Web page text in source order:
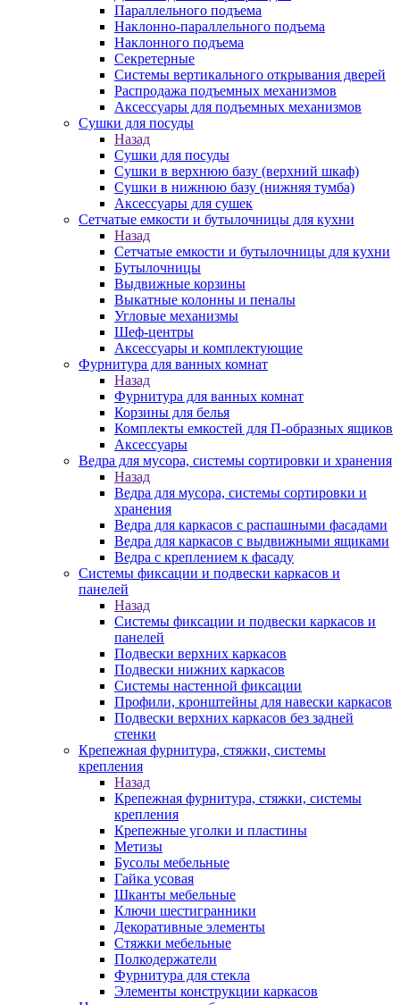
Параллельного подъема
Наклонно-параллельного подъема
Наклонного подъема
Секретерные
Системы вертикального открывания дверей
Распродажа подъемных механизмов
Аксессуары для подъемных механизмов
Сушки для посуды
Назад
Сушки для посуды
Сушки в верхнюю базу (верхний шкаф)
Сушки в нижнюю базу (нижняя тумба)
Аксессуары для сушек
Сетчатые емкости и бутылочницы для кухни
Назад
Сетчатые емкости и бутылочницы для кухни
Бутылочницы
Выдвижные корзины
Выкатные колонны и пеналы
Угловые механизмы
Шеф-центры
Аксессуары и комплектующие
Фурнитура для ванных комнат
Назад
Фурнитура для ванных комнат
Корзины для белья
Комплекты емкостей для П-образных ящиков
Аксессуары
Ведра для мусора, системы сортировки и хранения
Назад
Ведра для мусора, системы сортировки и
хранения
Ведра для каркасов с распашными фасадами
Ведра для каркасов с выдвижными ящиками
Ведра с креплением к фасаду
Системы фиксации и подвески каркасов и
панелей
Назад
Системы фиксации и подвески каркасов и
панелей
Подвески верхних каркасов
Подвески нижних каркасов
Системы настенной фиксации
Профили, кронштейны для навески каркасов
Подвески верхних каркасов без задней
стенки
Крепежная фурнитура, стяжки, системы
крепления
Назад
Крепежная фурнитура, стяжки, системы
крепления
Крепежные уголки и пластины
Метизы
Бусолы мебельные
Гайка усовая
Шканты мебельные
Ключи шестигранники
Декоративные элементы
Стяжки мебельные
Полкодержатели
Фурнитура для стекла
Элементы конструкции каркасов